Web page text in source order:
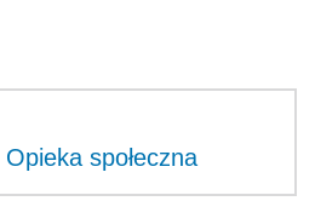
Opieka społeczna